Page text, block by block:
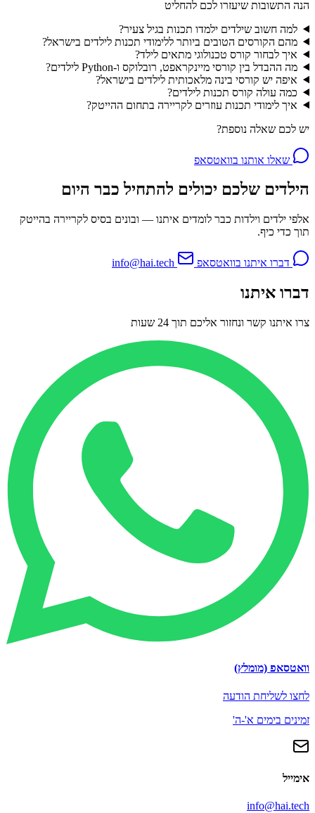
הנה התשובות שיעזרו לכם להחליט
למה חשוב שילדים ילמדו תכנות בגיל צעיר?
מהם הקורסים הטובים ביותר ללימודי תכנות לילדים בישראל?
איך לבחור קורס טכנולוגי מתאים לילד?
מה ההבדל בין קורסי מיינקראפט, רובלוקס ו-Python לילדים?
איפה יש קורסי בינה מלאכותית לילדים בישראל?
כמה עולה קורס תכנות לילדים?
איך לימודי תכנות עוזרים לקריירה בתחום ההייטק?
יש לכם שאלה נוספת?
שאלו אותנו בוואטסאפ
הילדים שלכם יכולים להתחיל כבר היום
אלפי ילדים וילדות כבר לומדים איתנו — ובונים בסיס לקריירה בהייטק
תוך כדי כיף.
דברו איתנו בוואטסאפ info@hai.tech
דברו איתנו
צרו איתנו קשר ונחזור אליכם תוך 24 שעות
וואטסאפ (מומלץ)
לחצו לשליחת הודעה
זמינים בימים א'-ה'
אימייל
info@hai.tech